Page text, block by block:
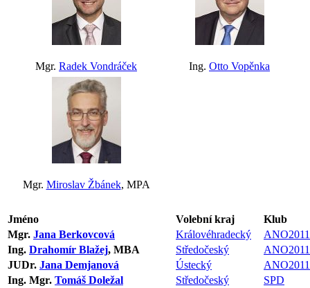
Mgr. Radek Vondráček Ing. Otto Vopěnka
Mgr. Miroslav Žbánek, MPA
Jméno Volební kraj
Klub
Mgr. Jana Berkovcová Královéhradecký
ANO2011
Ing. Drahomír Blažej, MBA Středočeský
ANO2011
JUDr. Jana Demjanová Ústecký
ANO2011
Ing. Mgr. Tomáš Doležal Středočeský
SPD